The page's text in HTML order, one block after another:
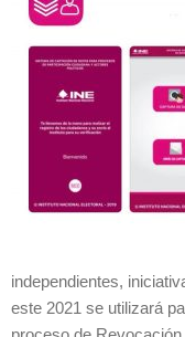
independientes,
este 2021 se utilizará